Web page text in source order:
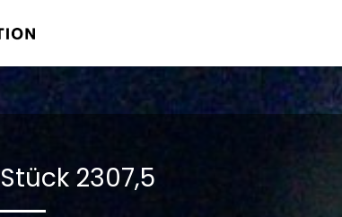
Stück 2307,5